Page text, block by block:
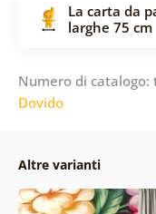
La carta da
larghe 75 cm
Numero di
Dovido
Altre varianti